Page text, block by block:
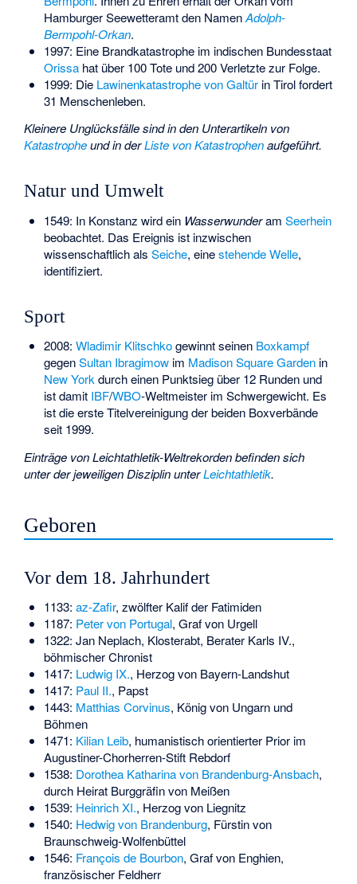
Hamburger Seewetteramt den NamenAdolph-
Bermpohl-Orkan.
1997: Eine Brandkatastrophe im indischen Bundesstaat
Orissahat über 100 Tote und 200 Verletzte zur Folge.
1999: Die Lawinenkatastrophe von Galtürin Tirol fordert
31 Menschenleben.
Kleinere Unglücksfälle sind in den Unterartikeln von
Katastropheund in derListe von Katastrophenaufgeführt.
Natur und Umwelt
1549: In Konstanz wird ein Wasserwunderam Seerhein
beobachtet. Das Ereignis ist inzwischen
wissenschaftlich als Seiche, einestehende Welle,
identifiziert.
Sport
2008: Wladimir Klitschkogewinnt seinen Boxkampf
gegenSultan Ibragimowim Madison Square Gardenin
New Yorkdurch einen Punktsieg über 12 Runden und
ist damit IBF/WBO-Weltmeister im Schwergewicht. Es
ist die erste Titelvereinigung der beiden Boxverbände
seit 1999.
Einträge von Leichtathletik-Weltrekorden befinden sich
unter der jeweiligen Disziplin unterLeichtathletik.
Geboren
Vor dem 18. Jahrhundert
1133: az-Zafir, zwölfter Kalif der Fatimiden
1187: Peter von Portugal, Graf von Urgell
1322: Jan Neplach, Klosterabt, Berater Karls IV.,
böhmischer Chronist
1417: Ludwig IX., Herzog von Bayern-Landshut
1417: Paul II., Papst
1443: Matthias Corvinus, König von Ungarn und
Böhmen
1471: Kilian Leib, humanistisch orientierter Prior im
Augustiner-Chorherren-Stift Rebdorf
1538: Dorothea Katharina von Brandenburg-Ansbach,
durch Heirat Burggräfin von Meißen
1539: Heinrich XI., Herzog von Liegnitz
1540: Hedwig von Brandenburg, Fürstin von
Braunschweig-Wolfenbüttel
1546: François de Bourbon, Graf von Enghien,
französischer Feldherr